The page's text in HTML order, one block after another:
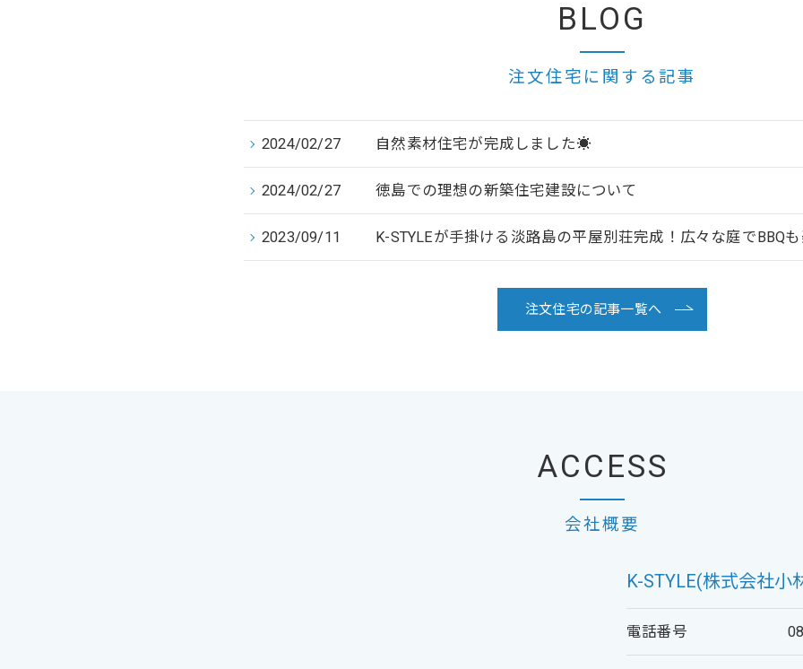
BLOG
注文住宅に関する記事
2024/02/27 自然素材住宅が完成しました☀️
2024/02/27 徳島での理想の新築住宅建設について
2023/09/11 K-STYLEが手掛ける淡路島の平屋別荘完成！広々な庭でBBQ
注文住宅の記事一覧へ
会社概要
ACCESS
K-STYLE(株式会社小
電話番号